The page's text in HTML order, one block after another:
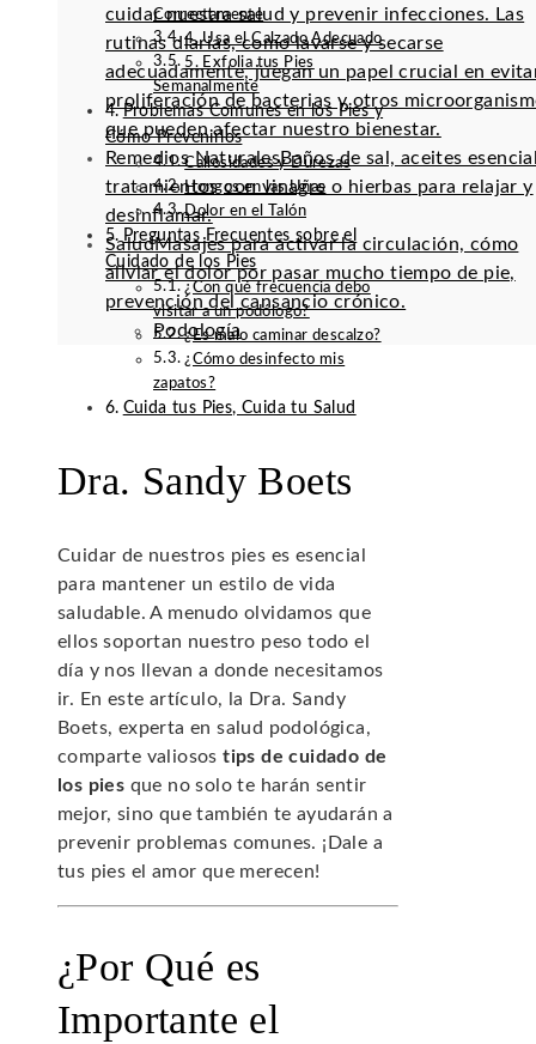
cuidar nuestra salud y prevenir infecciones. Las
rutinas diarias, como lavarse y secarse
adecuadamente, juegan un papel crucial en
proliferación de bacterias y otros
que pueden afectar nuestro bienestar.
Remedios NaturalesBaños de sal, aceites
tratamientos con vinagre o hierbas para relajar y
desinflamar.
SaludMasajes para activar la circulación, cómo
aliviar el dolor por pasar mucho tiempo de pie,
prevención del cansancio crónico.
Podología
Correctamente
4. Usa el Calzado Adecuado
5. Exfolia tus Pies
Semanalmente
Problemas Comunes en los Pies y
Cómo Prevenirlos
Callosidades y Durezas
Hongos en las Uñas
Dolor en el Talón
Preguntas Frecuentes sobre el
Cuidado de los Pies
¿Con qué frecuencia debo
visitar a un podólogo?
¿Es malo caminar descalzo?
¿Cómo desinfecto mis
zapatos?
Cuida tus Pies, Cuida tu Salud
Dra. Sandy Boets
Cuidar de nuestros pies es esencial
para mantener un estilo de vida
saludable. A menudo olvidamos que
ellos soportan nuestro peso todo el
día y nos llevan a donde necesitamos
ir. En este artículo, la Dra. Sandy
Boets, experta en salud podológica,
comparte valiosostips de cuidado de
los pies que no solo te harán sentir
mejor, sino que también te ayudarán a
prevenir problemas comunes. ¡Dale a
tus pies el amor que merecen!
¿Por Qué es
Importante el